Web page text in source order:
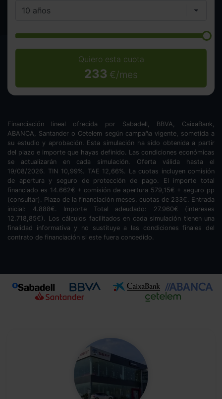
Quiero esta cuota
233 €/mes
Financiación lineal ofrecida por Sabadell, BBVA, CaixaBank,
ABANCA, Santander o Cetelem según campaña vigente, sometida a
su estudio y aprobación. Esta simulación ha sido obtenida a partir
del plazo e importe que hayas definido. Las condiciones económicas
se actualizarán en cada simulación. Oferta válida hasta el
19/08/2026. TIN 10,99%. TAE 12,66%. La cuotas incluyen comisión
de apertura y seguro de protección de pago. El importe total
financiado es 14.662€ + comisión de apertura 579,15€ + seguro pp
(consultar). Plazo de la financiación meses. cuotas de 233€. Entrada
inicial: 4.888€. Importe Total adeudado: 27.960€ (intereses
12.718,85€). Los cálculos facilitados en cada simulación tienen una
finalidad informativa y no sustituye a las condiciones finales del
contrato de financiación si este fuera concedido.